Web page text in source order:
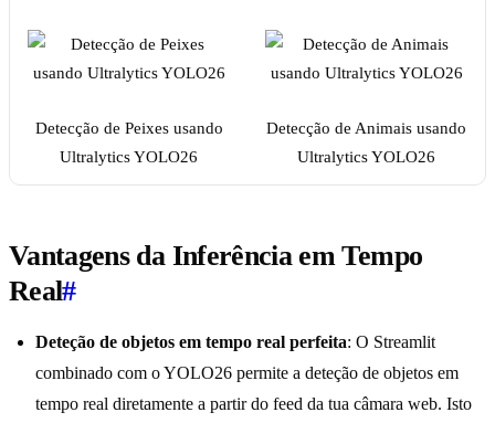
Detecção de Peixes usando
Ultralytics YOLO26
Detecção de Animais usando
Ultralytics YOLO26
Vantagens da Inferência em Tempo
Real#
Deteção de objetos em tempo real perfeita: O Streamlit
combinado com o YOLO26 permite a deteção de objetos em
tempo real diretamente a partir do feed da tua câmara web. Isto